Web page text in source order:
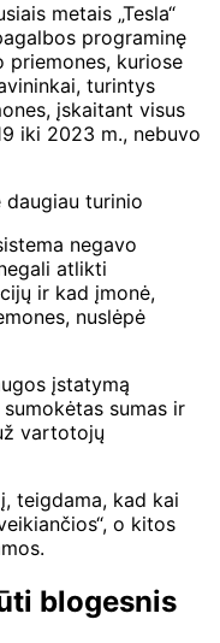
metais „Tesla“
programinę
kuriose
turintys
įskaitant visus
iki 2023 m., nebuvo
daugiau turinio
negavo
atlikti
ir kad įmonė,
nuslėpė
įstatymą
sumas ir
vartotojų
teigdama, kad kai
o kitos
blogesnis